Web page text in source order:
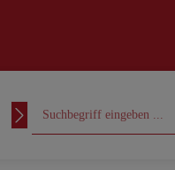
OUTFITS CURVY